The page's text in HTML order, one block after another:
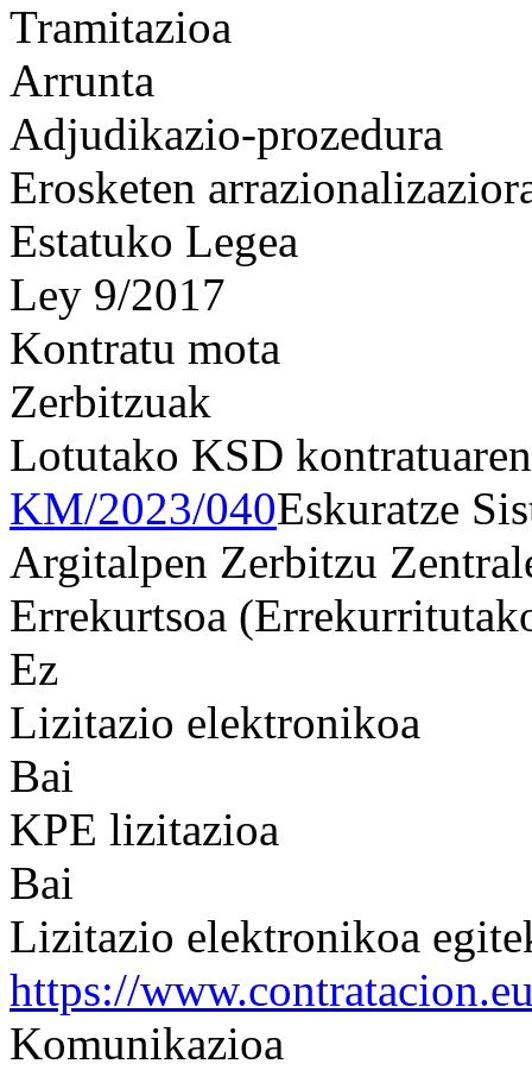
Tramitazioa
Arrunta
Adjudikazio-prozedura
Erosketen
Estatuko Legea
Ley 9/2017
Kontratu mota
Zerbitzuak
Lotutako KSD
KM/2023/040Eskuratze
Argitalpen Zerbitzu
Errekurtsoa
Ez
Lizitazio elektronikoa
Bai
KPE lizitazioa
Bai
Lizitazio elektronikoa
https://
Komunikazioa